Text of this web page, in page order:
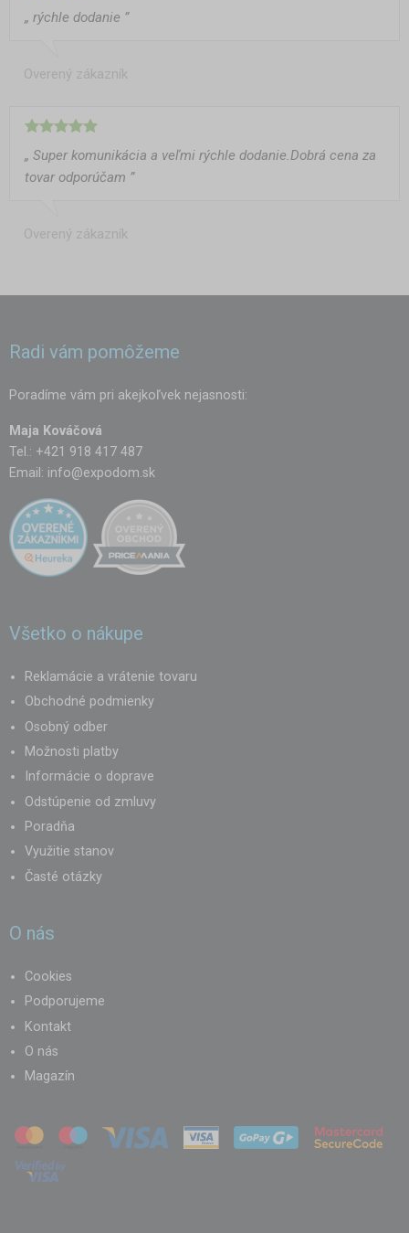
„ rýchle dodanie ”
Overený zákazník
„ Super komunikácia a veľmi rýchle dodanie.Dobrá cena za
tovar odporúčam ”
Overený zákazník
Radi vám pomôžeme
Poradíme vám pri akejkoľvek nejasnosti:
Maja Kováčová
Tel.: +421 918 417 487
Email: info@expodom.sk
Všetko o nákupe
Reklamácie a vrátenie tovaru
Obchodné podmienky
Osobný odber
Možnosti platby
Informácie o doprave
Odstúpenie od zmluvy
Poradňa
Využitie stanov
Časté otázky
O nás
Cookies
Podporujeme
Kontakt
O nás
Magazín